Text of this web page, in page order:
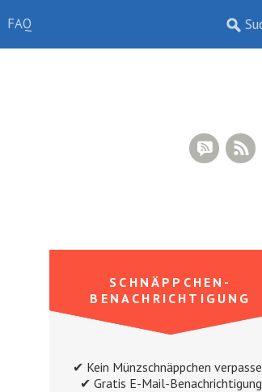
FAQ
RSS
SCHNÄPPCHEN-
BENACHRICHTIGUNG
✔ Kein Münzschnäppchen
✔ Gratis E-Mail-Benachrichtigung